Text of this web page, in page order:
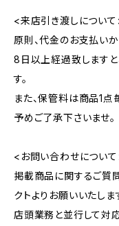
<来店引き渡しについ
原則、代金のお支払い
8日以上経過致しますと
す。
また、保管料は商品1点
予めご了承下さいませ。
<お問い合わせについ
掲載商品に関するご質
クトよりお願いいたしま
店頭業務と並行して対